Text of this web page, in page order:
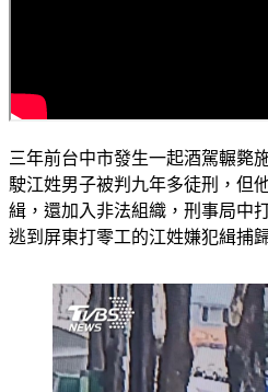
三年前台中市發生一起酒駕輾斃
駛江姓男子被判九年多徒刑，但
緝，還加入非法組織，刑事局中
逃到屏東打零工的江姓嫌犯緝捕